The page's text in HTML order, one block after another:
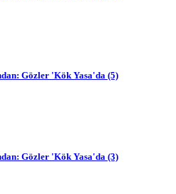
Gözler 'Kök Yasa'da (5)
Gözler 'Kök Yasa'da (3)